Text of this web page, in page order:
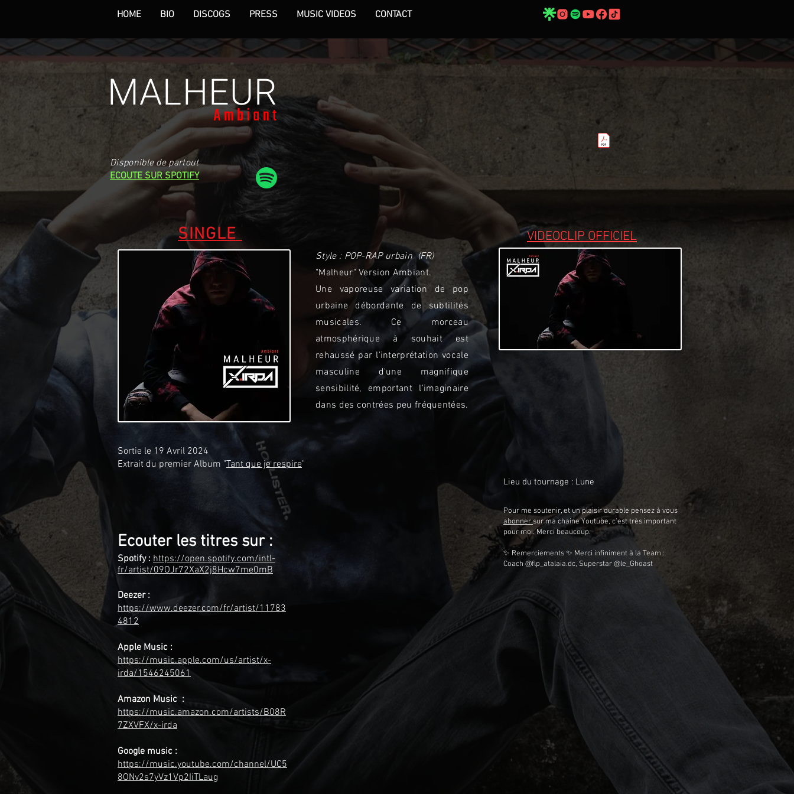
HOME BIO DISCOGS PRESS MUSIC VIDEOS CONTACT
MALHEUR
ECOUTE SUR SPOTIFY
SINGLE
Disponible de partout
Style : POP-RAP urbain (FR)
"Malheur" Version Ambiant.
Une vaporeuse variation de pop
urbaine débordante de subtilités
musicales. Ce morceau
atmosphérique à souhait est
rehaussé par l'interprétation vocale
masculine d'une magnifique
sensibilité, emportant l'imaginaire
dans des contrées peu fréquentées.
VIDEOCLIP OFFICIEL
Sortie le 19 Avril 2024
Extrait du premier Album "Tant que je respire"
Lieu du tournage : Lune
Ecouter les titres sur :
Spotify : https://open.spotify.com/intl-
fr/artist/09OJr72XaX2j8Hcw7me0mB
Deezer :
https://www.deezer.com/fr/artist/11783
4812
Apple Music :
https://music.apple.com/us/artist/x-
irda/1546245061
Amazon Music :
https://music.amazon.com/artists/B08R
7ZXVFX/x-irda
Google music :
https://music.youtube.com/channel/UC5
8ONv2s7yVz1Vp2IiTLaug
Pour me soutenir, et un plaisir durable pensez à vous
abonnersur ma chaine Youtube, c'est très important
pour moi. Merci beaucoup.
✨ Remerciements ✨ Merci infiniment à la Team :
Coach @flp_atalaia.dc, Superstar @le_Ghoast